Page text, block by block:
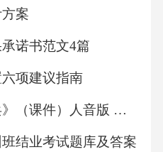
净化后的水________
直接饮用。（3）总
路和方法是(将序号
析混合物成分b．找到
差异②自制净水器净
因素有(写一条)______
案
诺书范文4篇
项建议指南
《我是人民小骑兵》（课件）人音版 音乐二年级下册
结业考试题库及答案